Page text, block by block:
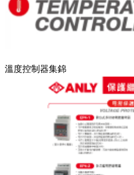
溫度控制器集錦